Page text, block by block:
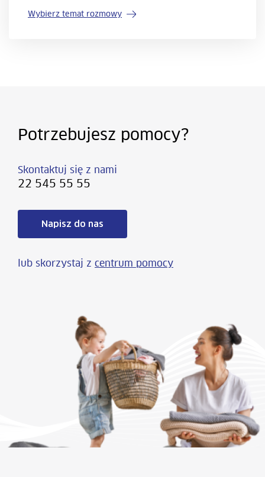
Wybierz temat rozmowy
Potrzebujesz pomocy?
Skontaktuj się z nami
22 545 55 55
Napisz do nas
lub skorzystaj z centrum pomocy